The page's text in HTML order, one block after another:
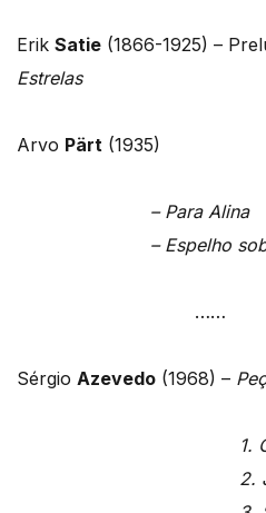
Erik Satie (1866-1925) –
Estrelas
Arvo Pärt (1935)
– Para Alina
– Espelho
……
Sérgio Azevedo (1968) –
1.
2.